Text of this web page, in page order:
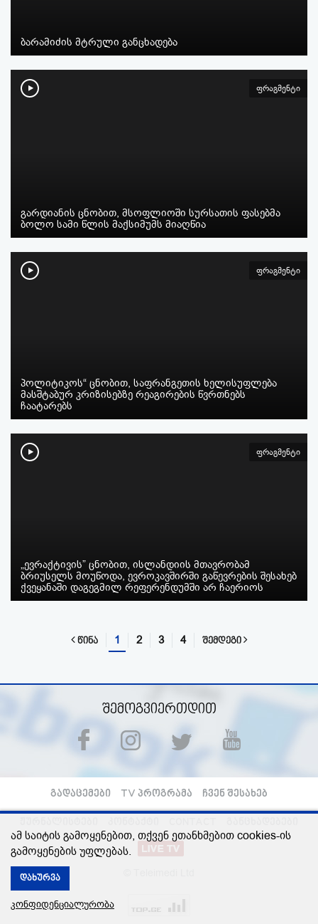
ბარამიძის მტრული განცხადება
ფრაგმენტი
გარდიანის ცნობით, მსოფლიოში სურსათის ფასებმა
ბოლო სამი წლის მაქსიმუმს მიაღწია
ფრაგმენტი
პოლიტიკოს“ ცნობით, საფრანგეთის ხელისუფლება
მასშტაბურ კრიზისებზე რეაგირების წვრთნებს
ჩაატარებს
ფრაგმენტი
„ევრაქტივის” ცნობით, ისლანდიის მთავრობამ
ბრიუსელს მოუწოდა, ევროკავშირში გაწევრების შესახებ
ქვეყანაში დაგეგმილ რეფერენდუმში არ ჩაერიოს
წინა 1 2 3 4 შემდეგი
შემოგვიერთდით
გადაცემები TV პროგრამა ჩვენ შესახებ
ამ საიტის გამოყენებით, თქვენ ეთანხმებით cookies-ის
გამოყენების უფლებას.
დახურვა
კონფიდენციალურობა